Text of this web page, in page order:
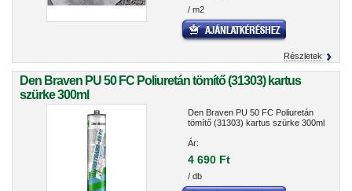
/ m2
Részletek
Den Braven PU 50 FC Poliuretán tömítő (31303) kartus
szürke 300ml
Den Braven PU 50 FC Poliuretán
tömítő (31303) kartus szürke 300ml
Ár:
4 690 Ft
/ db